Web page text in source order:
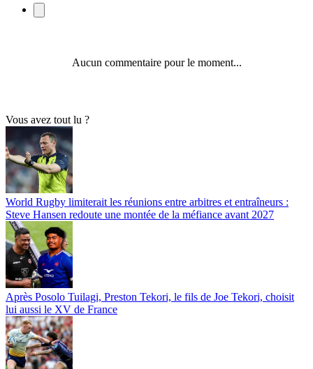
Aucun commentaire pour le moment...
Vous avez tout lu ?
World Rugby limiterait les réunions entre arbitres et entraîneurs :
Steve Hansen redoute une montée de la méfiance avant 2027
Après Posolo Tuilagi, Preston Tekori, le fils de Joe Tekori, choisit
lui aussi le XV de France